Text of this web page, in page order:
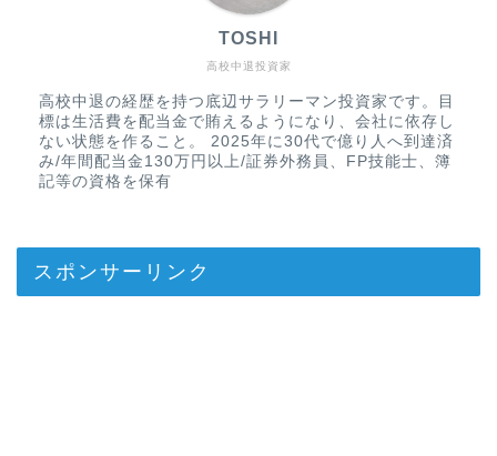
高校中退投資家
TOSHI
高校中退の経歴を持つ底辺サラリーマン投資家です。目
標は生活費を配当金で賄えるようになり、会社に依存し
ない状態を作ること。 2025年に30代で億り人へ到達済
み/年間配当金130万円以上/証券外務員、FP技能士、簿
記等の資格を保有
スポンサーリンク